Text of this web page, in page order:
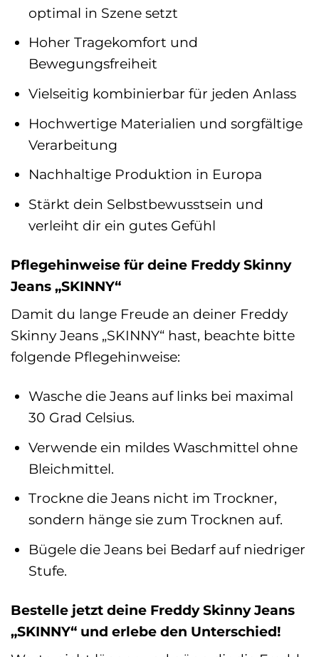
optimal in Szene setzt
Hoher Tragekomfort und
Bewegungsfreiheit
Vielseitig kombinierbar für jeden Anlass
Hochwertige Materialien und sorgfältige
Verarbeitung
Nachhaltige Produktion in Europa
Stärkt dein Selbstbewusstsein und
verleiht dir ein gutes Gefühl
Pflegehinweise für deine Freddy Skinny
Jeans „SKINNY“
Damit du lange Freude an deiner Freddy
Skinny Jeans „SKINNY“ hast, beachte bitte
folgende Pflegehinweise:
Wasche die Jeans auf links bei maximal
30 Grad Celsius.
Verwende ein mildes Waschmittel ohne
Bleichmittel.
Trockne die Jeans nicht im Trockner,
sondern hänge sie zum Trocknen auf.
Bügele die Jeans bei Bedarf auf niedriger
Stufe.
Bestelle jetzt deine Freddy Skinny Jeans
„SKINNY“ und erlebe den Unterschied!